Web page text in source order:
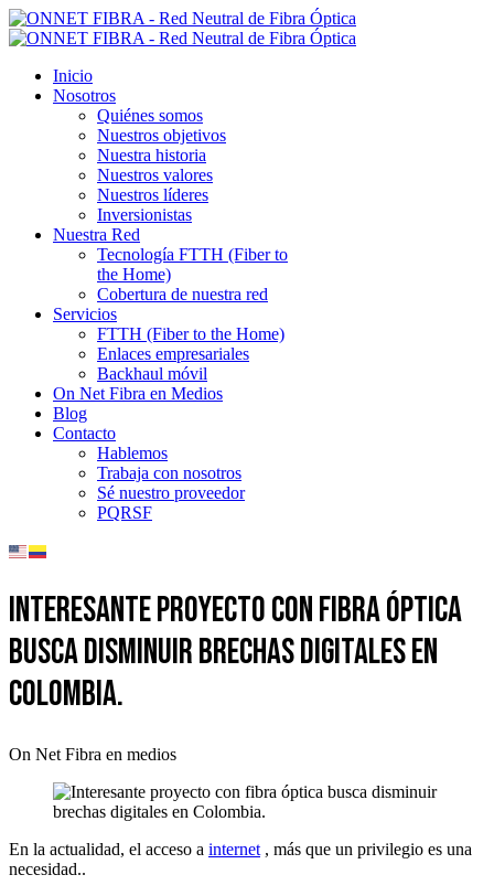
Inicio
Nosotros
Quiénes somos
Nuestros objetivos
Nuestra historia
Nuestros valores
Nuestros líderes
Inversionistas
Nuestra Red
Tecnología FTTH (Fiber to
the Home)
Cobertura de nuestra red
Servicios
FTTH (Fiber to the Home)
Enlaces empresariales
Backhaul móvil
On Net Fibra en Medios
Blog
Contacto
Hablemos
Trabaja con nosotros
Sé nuestro proveedor
PQRSF
Interesante proyecto con fibra óptica
busca disminuir brechas digitales en
Colombia.
On Net Fibra en medios
En la actualidad, el acceso a internet, más que un privilegio es una
necesidad..